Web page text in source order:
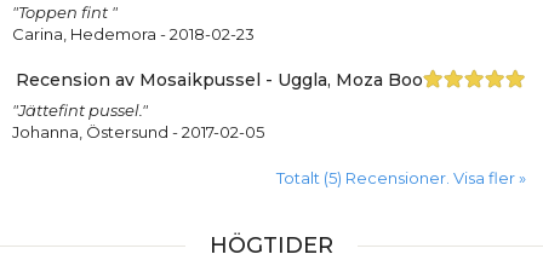
"Toppen fint "
Carina, Hedemora - 2018-02-23
Recension av Mosaikpussel - Uggla, Moza Boo
"Jättefint pussel."
Johanna, Östersund - 2017-02-05
Totalt (5) Recensioner. Visa fler »
HÖGTIDER